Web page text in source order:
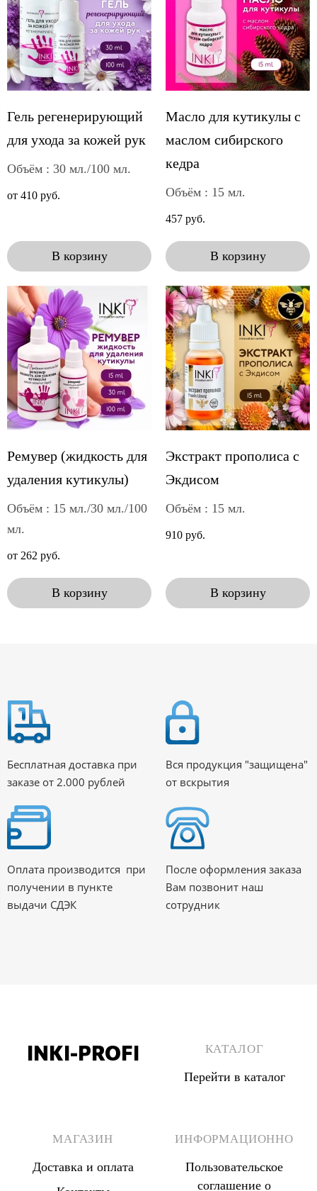
Гель регенерирующий
для ухода за кожей рук
Объём : 30 мл./100 мл.
от 410 руб.
В корзину
Масло для кутикулы с
маслом сибирского
кедра
Объём : 15 мл.
457 руб.
В корзину
Ремувер (жидкость для
удаления кутикулы)
Объём : 15 мл./30 мл./100
мл.
от 262 руб.
В корзину
Экстракт прополиса с
Экдисом
Объём : 15 мл.
910 руб.
В корзину
Бесплатная доставка при
заказе от 2.000 рублей
Вся продукция "защищена"
от вскрытия
Оплата производится при
получении в пункте
выдачи СДЭК
После оформления заказа
Вам позвонит наш
сотрудник
INKI-PROFI КАТАЛОГ
Перейти в каталог
МАГАЗИН
Доставка и оплата
ИНФОРМАЦИОННО
Пользовательское
соглашение о